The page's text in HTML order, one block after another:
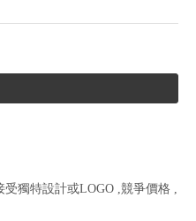
獨特設計或LOGO ,競爭價格 ,